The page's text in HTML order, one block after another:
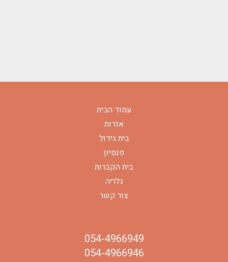
עמוד הבית
אודות
בית גידול
פנסיון
בית הקברות
גלריה
צור קשר
054-4966949
054-4966946